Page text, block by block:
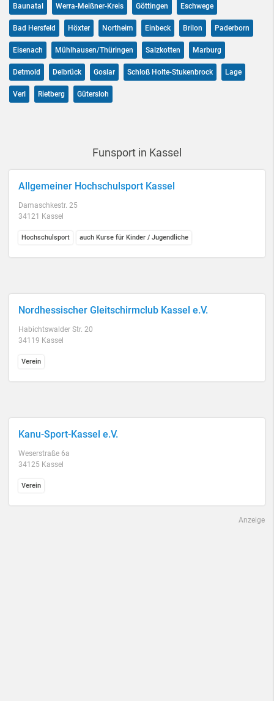
Baunatal Werra-Meißner-Kreis Göttingen Eschwege
Bad Hersfeld Höxter Northeim Einbeck Brilon Paderborn
Eisenach Mühlhausen/Thüringen Salzkotten Marburg
Detmold Delbrück Goslar Schloß Holte-Stukenbrock Lage
Verl Rietberg Gütersloh
Funsport in Kassel
Allgemeiner Hochschulsport Kassel
Damaschkestr. 25
34121 Kassel
Hochschulsport auch Kurse für Kinder / Jugendliche
Nordhessischer Gleitschirmclub Kassel e.V.
Habichtswalder Str. 20
34119 Kassel
Verein
Kanu-Sport-Kassel e.V.
Weserstraße 6a
34125 Kassel
Verein
Anzeige